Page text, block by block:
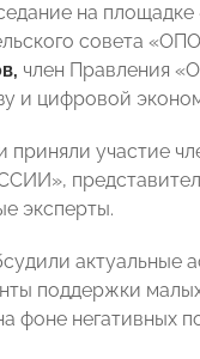
на
совета
, член Правления
и цифровой
приняли участие
эксперты.
актуальные
поддержки
фоне негативных